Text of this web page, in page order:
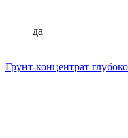
да
Грунт-концентрат